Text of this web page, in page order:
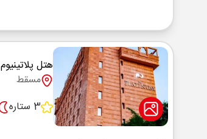
هتل پلاتینیوم
مسقط
3 ستاره